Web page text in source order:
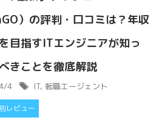
）の評判・口コミは？年収
目指すITエンジニアが知っ
きことを徹底解説
4 IT, 転職エージェント
レビュー